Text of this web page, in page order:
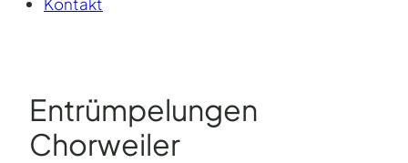
Entrümpelungen
Chorweiler